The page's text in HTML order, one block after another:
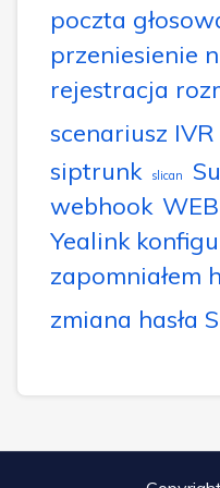
poczta
przeniesienie
rejestracja
scenariusz IVR
siptrunk slican
webhook
Yealink
zapomniałem
zmiana hasła